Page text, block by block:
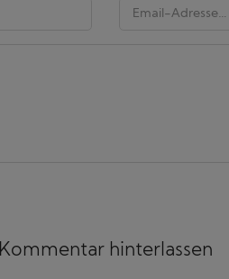
Kommentar hinterlassen